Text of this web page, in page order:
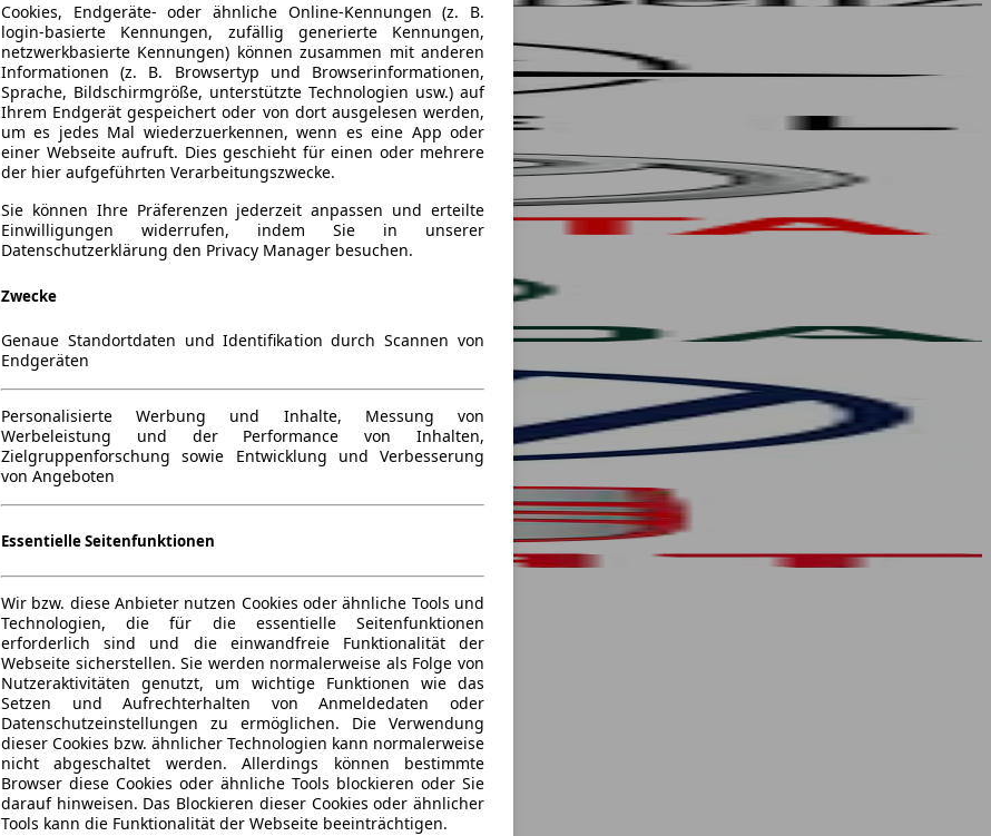
Cookies, Endgeräte- oder ähnliche Online-Kennungen (z. B.
login-basierte Kennungen, zufällig generierte Kennungen,
netzwerkbasierte Kennungen) können zusammen mit anderen
Informationen (z. B. Browsertyp und Browserinformationen,
Sprache, Bildschirmgröße, unterstützte Technologien usw.) auf
Ihrem Endgerät gespeichert oder von dort ausgelesen werden,
um es jedes Mal wiederzuerkennen, wenn es eine App oder
einer Webseite aufruft. Dies geschieht für einen oder mehrere
der hier aufgeführten Verarbeitungszwecke.
Sie können Ihre Präferenzen jederzeit anpassen und erteilte
Einwilligungen widerrufen, indem Sie in unserer
Datenschutzerklärung den Privacy Manager besuchen.
Zwecke
Genaue Standortdaten und Identifikation durch Scannen von
Endgeräten
Personalisierte Werbung und Inhalte, Messung von
Werbeleistung und der Performance von Inhalten,
Zielgruppenforschung sowie Entwicklung und Verbesserung
von Angeboten
Essentielle Seitenfunktionen
Wir bzw. diese Anbieter nutzen Cookies oder ähnliche Tools und
Technologien, die für die essentielle Seitenfunktionen
erforderlich sind und die einwandfreie Funktionalität der
Webseite sicherstellen. Sie werden normalerweise als Folge von
Nutzeraktivitäten genutzt, um wichtige Funktionen wie das
Setzen und Aufrechterhalten von Anmeldedaten oder
Datenschutzeinstellungen zu ermöglichen. Die Verwendung
dieser Cookies bzw. ähnlicher Technologien kann normalerweise
nicht abgeschaltet werden. Allerdings können bestimmte
Browser diese Cookies oder ähnliche Tools blockieren oder Sie
darauf hinweisen. Das Blockieren dieser Cookies oder ähnlicher
Tools kann die Funktionalität der Webseite beeinträchtigen.